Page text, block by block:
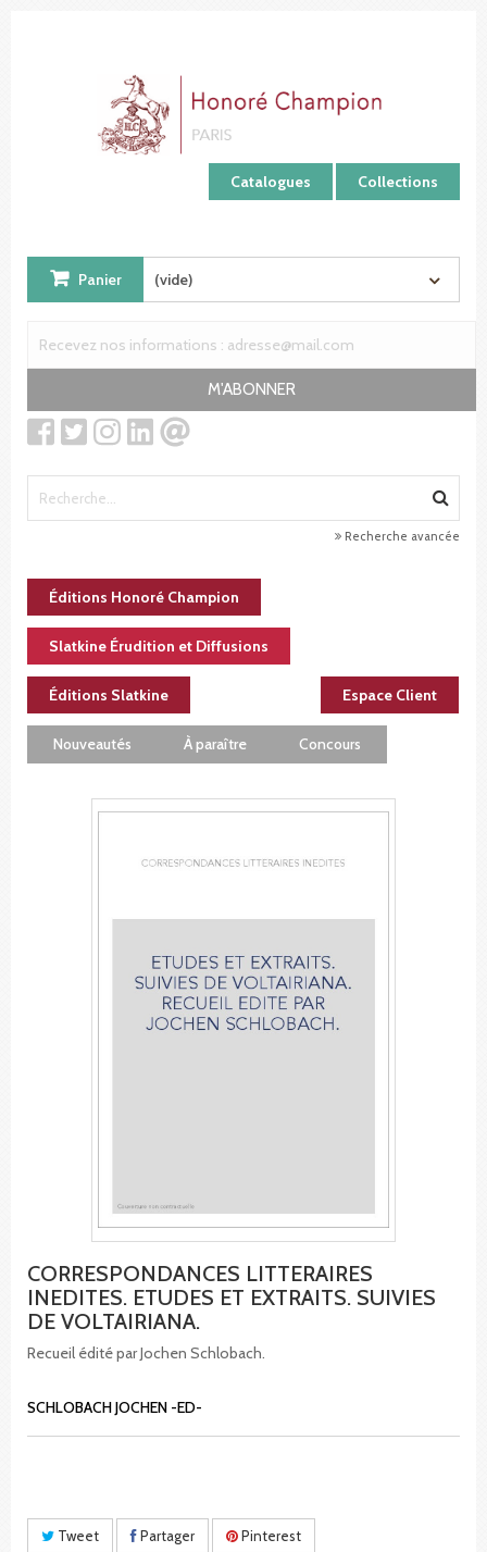
Catalogues Collections
Panier (vide)
M'ABONNER
Recherche avancée
Éditions Honoré Champion
Slatkine Érudition et Diffusions
Éditions Slatkine Espace Client
Nouveautés À paraître Concours
CORRESPONDANCES LITTERAIRES
INEDITES. ETUDES ET EXTRAITS. SUIVIES
DE VOLTAIRIANA.
Recueil édité par Jochen Schlobach.
SCHLOBACH JOCHEN -ED-
Tweet Partager Pinterest